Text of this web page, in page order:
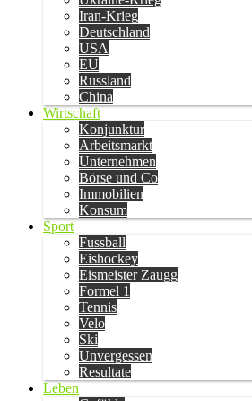
Iran-Krieg
Deutschland
USA
EU
Russland
China
Wirtschaft
Konjunktur
Arbeitsmarkt
Unternehmen
Börse und Co
Immobilien
Konsum
Sport
Fussball
Eishockey
Eismeister Zaugg
Formel 1
Tennis
Velo
Ski
Unvergessen
Resultate
Leben